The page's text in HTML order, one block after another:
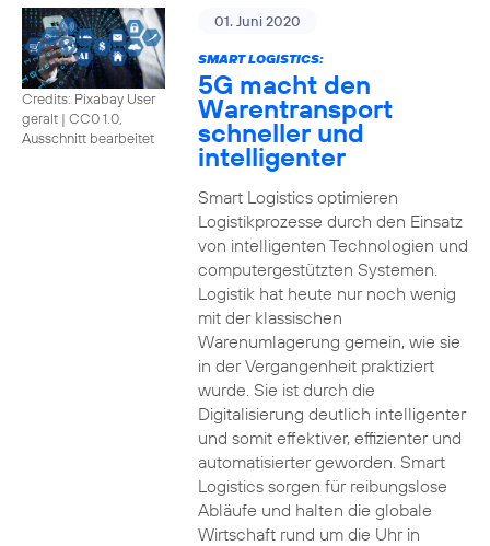
Credits: Pixabay User
geralt | CC0 1.0,
Ausschnitt bearbeitet
01. Juni 2020
SMART LOGISTICS:
5G macht den
Warentransport
schneller und
intelligenter
Smart Logistics optimieren
Logistikprozesse durch den Einsatz
von intelligenten Technologien und
computergestützten Systemen.
Logistik hat heute nur noch wenig
mit der klassischen
Warenumlagerung gemein, wie sie
in der Vergangenheit praktiziert
wurde. Sie ist durch die
Digitalisierung deutlich intelligenter
und somit effektiver, effizienter und
automatisierter geworden. Smart
Logistics sorgen für reibungslose
Abläufe und halten die globale
Wirtschaft rund um die Uhr in